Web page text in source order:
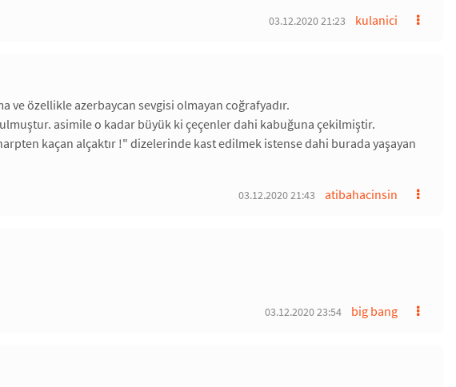
kulanici
03.12.2020 21:23
ve özellikle azerbaycan sevgisi olmayan coğrafyadır.
asimile o kadar büyük ki çeçenler dahi kabuğuna çekilmiştir.
kaçan alçaktır !" dizelerinde kast edilmek istense dahi burada yaşayan
atibahacinsin
03.12.2020 21:43
big bang
03.12.2020 23:54